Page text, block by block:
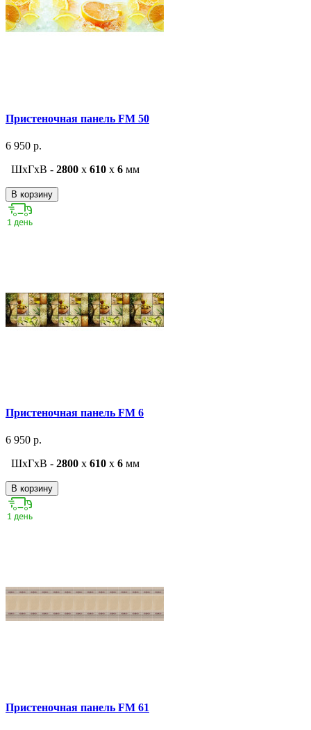
Пристеночная панель FM 50
6 950 р.
ШxГxВ - 2800 x 610 x 6 мм
В корзину
Пристеночная панель FM 6
6 950 р.
ШxГxВ - 2800 x 610 x 6 мм
В корзину
Пристеночная панель FM 61